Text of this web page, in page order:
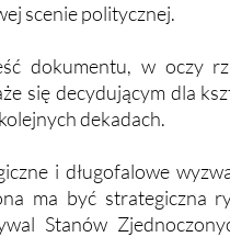
scenie politycznej.
dokumentu, w oczy
się decydującym dla
dekadach.
i długofalowe
ma być strategiczna
Stanów